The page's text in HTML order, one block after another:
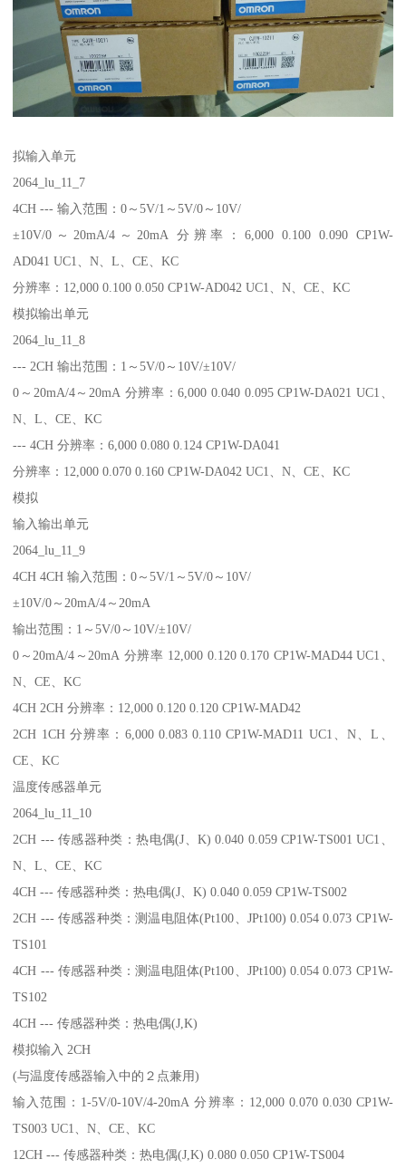
拟输入单元
2064_lu_11_7
4CH --- 输入范围：0～5V/1～5V/0～10V/
±10V/0～20mA/4～20mA 分辨率：6,000 0.100 0.090 CP1W-
AD041 UC1、N、L、CE、KC
分辨率：12,000 0.100 0.050 CP1W-AD042 UC1、N、CE、KC
模拟输出单元
2064_lu_11_8
--- 2CH 输出范围：1～5V/0～10V/±10V/
0～20mA/4～20mA 分辨率：6,000 0.040 0.095 CP1W-DA021 UC1、
N、L、CE、KC
--- 4CH 分辨率：6,000 0.080 0.124 CP1W-DA041
分辨率：12,000 0.070 0.160 CP1W-DA042 UC1、N、CE、KC
模拟
输入输出单元
2064_lu_11_9
4CH 4CH 输入范围：0～5V/1～5V/0～10V/
±10V/0～20mA/4～20mA
输出范围：1～5V/0～10V/±10V/
0～20mA/4～20mA 分辨率 12,000 0.120 0.170 CP1W-MAD44 UC1、
N、CE、KC
4CH 2CH 分辨率：12,000 0.120 0.120 CP1W-MAD42
2CH 1CH 分辨率：6,000 0.083 0.110 CP1W-MAD11 UC1、N、L、
CE、KC
温度传感器单元
2064_lu_11_10
2CH --- 传感器种类：热电偶(J、K) 0.040 0.059 CP1W-TS001 UC1、
N、L、CE、KC
4CH --- 传感器种类：热电偶(J、K) 0.040 0.059 CP1W-TS002
2CH --- 传感器种类：测温电阻体(Pt100、JPt100) 0.054 0.073 CP1W-
TS101
4CH --- 传感器种类：测温电阻体(Pt100、JPt100) 0.054 0.073 CP1W-
TS102
4CH --- 传感器种类：热电偶(J,K)
模拟输入 2CH
(与温度传感器输入中的２点兼用)
输入范围：1-5V/0-10V/4-20mA 分辨率：12,000 0.070 0.030 CP1W-
TS003 UC1、N、CE、KC
12CH --- 传感器种类：热电偶(J,K) 0.080 0.050 CP1W-TS004